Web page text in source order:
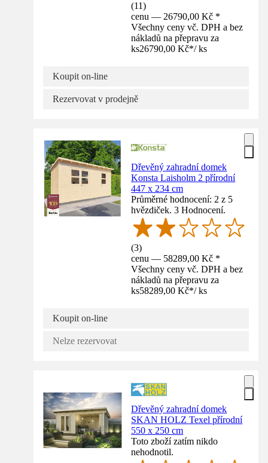
(11)
cenu — 26790,00 Kč *
Všechny ceny vč. DPH a bez
nákladů na přepravu za
ks26790,00 Kč*/ ks
Koupit on-line
Rezervovat v prodejně
Dřevěný zahradní domek
Konsta Laisholm 2 přírodní
447 x 234 cm
Průměrné hodnocení: 2 z 5
hvězdiček. 3 Hodnocení.
(3)
cenu — 58289,00 Kč *
Všechny ceny vč. DPH a bez
nákladů na přepravu za
ks58289,00 Kč*/ ks
Koupit on-line
Nelze rezervovat
Dřevěný zahradní domek
SKAN HOLZ Texel přírodní
550 x 250 cm
Toto zboží zatím nikdo
nehodnotil.